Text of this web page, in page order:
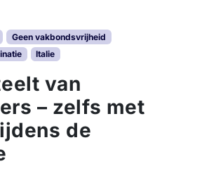
Geen vakbondsvrijheid
Italie
van
– zelfs met
de